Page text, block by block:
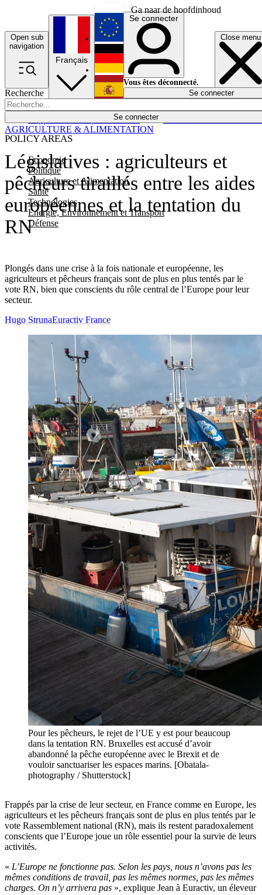
Ga naar de hoofdinhoud
Open sub
navigation
Close menu
Recherche
Se connecter
POLICY AREAS
Economie
Politique
Agriculture et Alimentation
Santé
Technologies
Energie, Environnement et Transport
Défense
Économie
Français
English
Deutsch
Español
Se connecter
Vous êtes déconnecté.
Se connecter
Législatives : agriculteurs et
pêcheurs tiraillés entre les aides
européennes et la tentation du
RN
Plongés dans une crise à la fois nationale et européenne, les
agriculteurs et pêcheurs français sont de plus en plus tentés par le
vote RN, bien que conscients du rôle central de l’Europe pour leur
secteur.
AGRICULTURE & ALIMENTATION
Hugo StrunaEuractiv France
Pour les pêcheurs, le rejet de l’UE y est pour beaucoup
dans la tentation RN. Bruxelles est accusé d’avoir
abandonné la pêche européenne avec le Brexit et de
vouloir sanctuariser les espaces marins. [Obatala-
photography / Shutterstock]
Frappés par la crise de leur secteur, en France comme en Europe, les
agriculteurs et les pêcheurs français sont de plus en plus tentés par le
vote Rassemblement national (RN), mais ils restent paradoxalement
conscients que l’Europe joue un rôle essentiel pour la survie de leurs
activités.
« L’Europe ne fonctionne pas. Selon les pays, nous n’avons pas les
mêmes conditions de travail, pas les mêmes normes, pas les mêmes
charges. On n’y arrivera pas », explique Jean à Euractiv, un éleveur